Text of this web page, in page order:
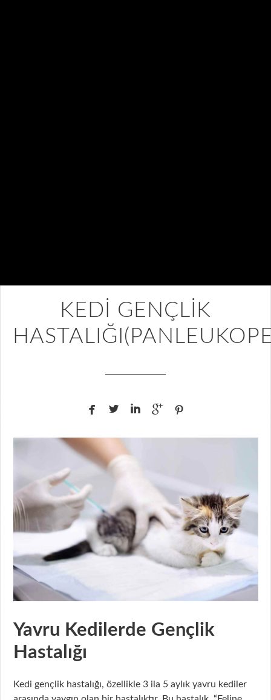
KEDİ GENÇLİK
    
Yavru Kedilerde Gençlik
Hastalığı
Kedi gençlik hastalığı, özellikle 3 ila 5 aylık yavru kediler